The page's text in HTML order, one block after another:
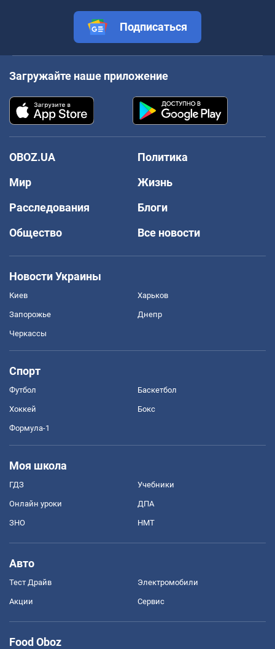
Подписаться
Загружайте наше приложение
OBOZ.UA
Политика
Мир
Жизнь
Расследования
Блоги
Общество
Все новости
Новости Украины
Киев Харьков
Запорожье Днепр
Черкассы
Спорт
Футбол Баскетбол
Хоккей Бокс
Формула-1
Моя школа
ГДЗ Учебники
Онлайн уроки ДПА
ЗНО НМТ
Авто
Тест Драйв Электромобили
Акции Сервис
Food Oboz